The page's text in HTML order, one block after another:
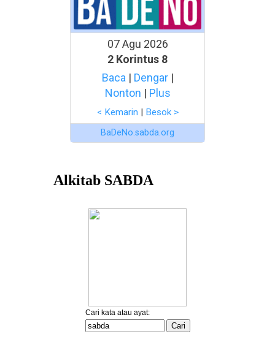
07 Agu 2026
2 Korintus 8
Baca | Dengar|
Nonton | Plus
< Kemarin | Besok >
BaDeNo.sabda.org